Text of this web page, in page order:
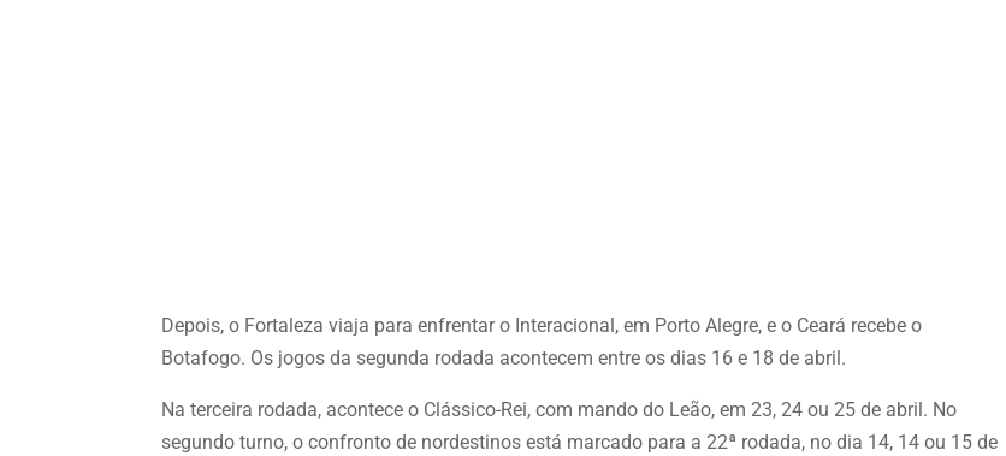
Depois, o Fortaleza viaja para enfrentar o Interacional, em Porto Alegre, e o Ceará recebe o
Botafogo. Os jogos da segunda rodada acontecem entre os dias 16 e 18 de abril.
Na terceira rodada, acontece o Clássico-Rei, com mando do Leão, em 23, 24 ou 25 de abril. No
segundo turno, o confronto de nordestinos está marcado para a 22ª rodada, no dia 14, 14 ou 15 de